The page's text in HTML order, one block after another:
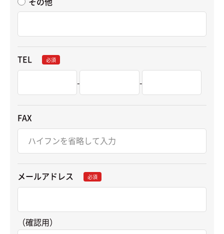
TEL 必須
- -
FAX
メールアドレス 必須
（確認用）